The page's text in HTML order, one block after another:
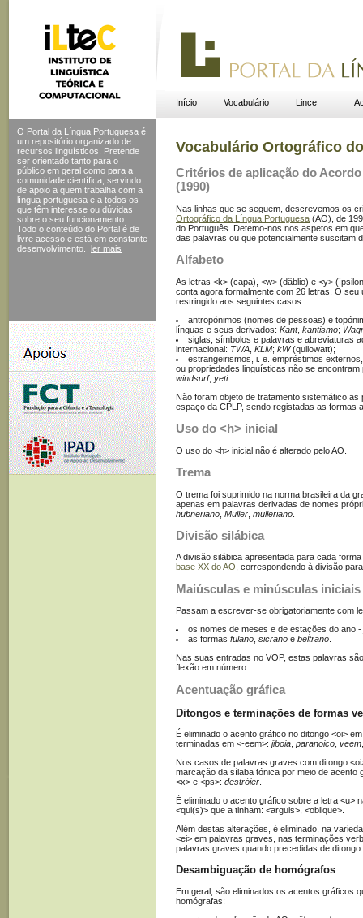
Início Vocabulário Lince
O Portal da Língua Portuguesa é
um repositório organizado de
recursos linguísticos. Pretende
ser orientado tanto para o
público em geral como para a
comunidade científica, servindo
de apoio a quem trabalha com a
língua portuguesa e a todos os
que têm interesse ou dúvidas
sobre o seu funcionamento.
Todo o conteúdo do Portal é de
livre acesso e está em constante
desenvolvimento.
ler mais
Vocabulário Ortográfico
Critérios de aplicação do
(1990)
Nas linhas que se seguem, descrevemos os
Ortográfico da Língua Portuguesa (AO), de
do Português. Detemo-nos nos aspetos em
das palavras ou que potencialmente suscitam
Alfabeto
As letras <k> (capa), <w> (dâblio) e <y>
conta agora formalmente com 26 letras. O
restringido aos seguintes casos:
antropónimos (nomes de pessoas) e
línguas e seus derivados: Kant, kantismo;
siglas, símbolos e palavras e abreviaturas
internacional: TWA KLM; kW(quilowatt);
estrangeirismos, i. e. empréstimos
ou propriedades linguísticas não se
windsurf, yeti.
Não foram objeto de tratamento sistemático
espaço da CPLP, sendo registadas as formas
Uso do <h> inicial
O uso do <h> inicial não é alterado pelo AO.
Trema
O trema foi suprimido na norma brasileira da
apenas em palavras derivadas de nomes
hübneriano Müller mülleriano
Divisão silábica
A divisão silábica apresentada para cada
base XX do AO , correspondendo à divisão
Maiúsculas e minúsculas iniciais
Passam a escrever-se obrigatoriamente com
os nomes de meses e de estações do ano -
as formas fulano sicrano e beltrano
Nas suas entradas no VOP, estas palavras
flexão em número.
Acentuação gráfica
Ditongos e terminações de formas
É eliminado o acento gráfico no ditongo <oi>
terminadas em <-eem>: jiboia, paranoico, veem
Nos casos de palavras graves com ditongo
marcação da sílaba tónica por meio de acento
<x> e <ps>: destróier.
É eliminado o acento gráfico sobre a letra <u>
<qui(s)> que a tinham: <arguis>, <oblique>.
Além destas alterações, é eliminado, na
<ei> em palavras graves, nas terminações
palavras graves quando precedidas de
Desambiguação de homógrafos
Em geral, são eliminados os acentos gráficos
homógrafas: